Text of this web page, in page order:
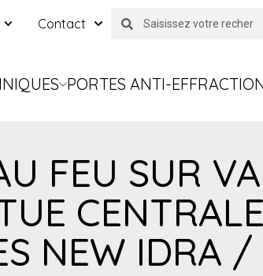
Contact
PORTES ANTI-
FEU SUR
NEW IDRA